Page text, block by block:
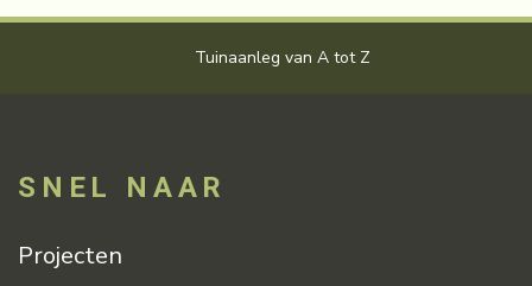
Tuinaanleg van A tot Z
SNEL NAAR
Projecten